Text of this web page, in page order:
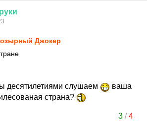
руки
Джокер
десятилетиями слушаем
ваша
страна?
3/4